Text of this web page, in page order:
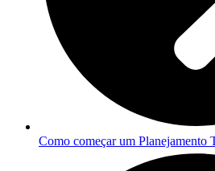
Como começar um Planejamento